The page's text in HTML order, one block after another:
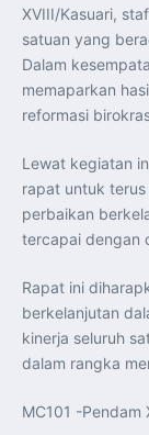
XVIII/Kasuari,
satuan yang
Dalam
memaparkan
reformasi
Lewat kegiatan
rapat untuk
perbaikan
tercapai dengan
Rapat ini
berkelanjutan
kinerja seluruh
dalam rangka
MC101 -Pendam